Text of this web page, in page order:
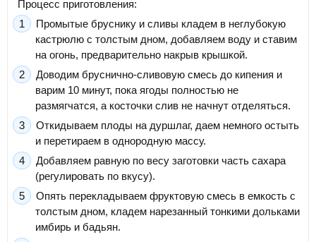
Процесс приготовления:
Промытые бруснику и сливы кладем в неглубокую
кастрюлю с толстым дном, добавляем воду и ставим
на огонь, предварительно накрыв крышкой.
Доводим бруснично-сливовую смесь до кипения и
варим 10 минут, пока ягоды полностью не
размягчатся, а косточки слив не начнут отделяться.
Откидываем плоды на дуршлаг, даем немного остыть
и перетираем в однородную массу.
Добавляем равную по весу заготовки часть сахара
(регулировать по вкусу).
Опять перекладываем фруктовую смесь в емкость с
толстым дном, кладем нарезанный тонкими дольками
имбирь и бадьян.